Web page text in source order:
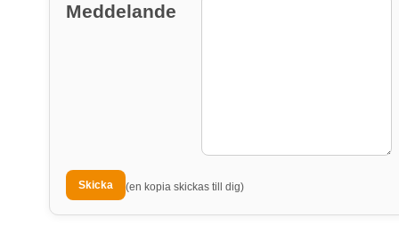
Meddelande
(en kopia skickas till dig)